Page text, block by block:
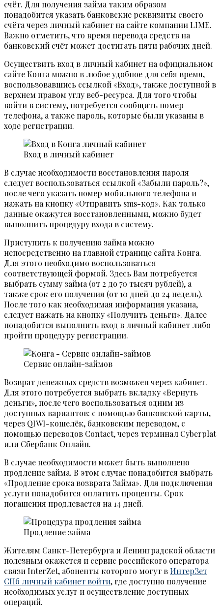
счёт. Для получения займа таким образом
понадобится указать банковские реквизиты своего
счёта через личный кабинет на сайте компании LIME.
Важно отметить, что время перевода средств на
банковский счёт может достигать пяти рабочих дней.
Осуществить вход в личный кабинет на официальном
сайте Конга можно в любое удобное для себя время,
воспользовавшись ссылкой «Вход», также доступной в
верхнем правом углу веб-ресурса. Для того чтобы
войти в систему, потребуется сообщить номер
телефона, а также пароль, которые были указаны в
ходе регистрации.
Вход в личный кабинет
В случае необходимости восстановления пароля
следует воспользоваться ссылкой «Забыли пароль?»,
после чего указать номер мобильного телефона и
нажать на кнопку «Отправить sms-код». Как только
данные окажутся восстановленными, можно будет
выполнить процедуру входа в систему.
Приступить к получению займа можно
непосредственно на главной странице сайта Конга.
Для этого необходимо воспользоваться
соответствующей формой. Здесь Вам потребуется
выбрать сумму займа (от 2 до 70 тысяч рублей), а
также срок его получения (от 10 дней до 24 недель).
После того как необходимая информация указана,
следует нажать на кнопку «Получить деньги». Далее
понадобится выполнить вход в личный кабинет либо
пройти процедуру регистрации.
Сервис онлайн-займов
Возврат денежных средств возможен через кабинет.
Для этого потребуется выбрать вкладку «Вернуть
деньги», после чего воспользоваться одним из
доступных вариантов: с помощью банковской карты,
через QIWI-кошелёк, банковским переводом, с
помощью переводов Contact, через терминал Cyberplat
или Сбербанк Онлайн.
В случае необходимости может быть выполнено
продление займа. В этом случае понадобится выбрать
«Продление срока возврата Займа». Для подключения
услуги понадобится оплатить проценты. Срок
погашения продлевается на 14 дней.
Продление займа
Жителям Санкт-Петербурга и Ленинградской области
полезным окажется и сервис российского оператора
связи InterZet, абоненты которого могут вИнтерЗет
СПб личный кабинет войти, где доступно получение
необходимых услуг и осуществление доступных
операций.